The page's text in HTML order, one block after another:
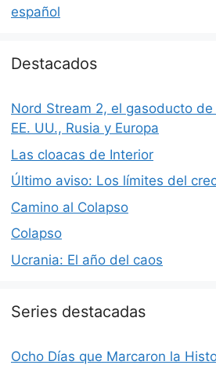
español
Destacados
Nord Stream 2, el gasoducto
EE. UU., Rusia y Europa
Las cloacas de Interior
Último aviso: Los límites del
Camino al Colapso
Colapso
Ucrania: El año del caos
Series destacadas
Ocho Días que Marcaron la